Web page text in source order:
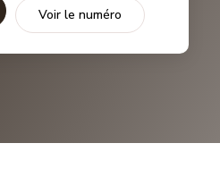
Voir le numéro